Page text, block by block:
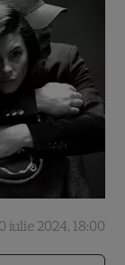
iulie 2024, 18:00